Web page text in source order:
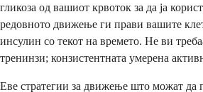
гликоза од вашиот крвоток за да ја
редовното движење ги прави вашите
инсулин со текот на времето. Не ви
тренинзи; конзистентната умерена
Еве стратегии за движење што можат да